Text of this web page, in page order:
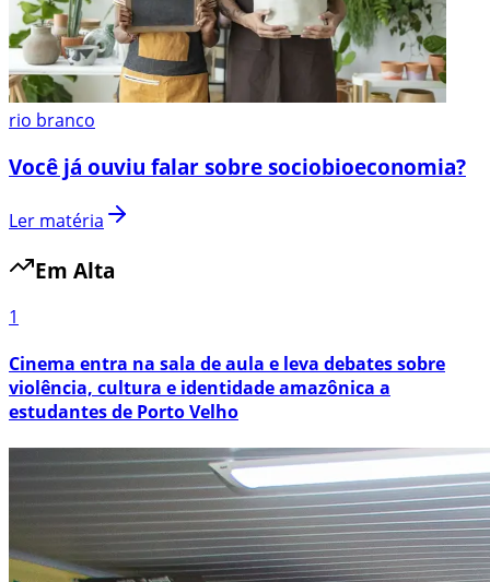
rio branco
Você já ouviu falar sobre sociobioeconomia?
Ler matéria
Em Alta
1
Cinema entra na sala de aula e leva debates sobre
violência, cultura e identidade amazônica a
estudantes de Porto Velho